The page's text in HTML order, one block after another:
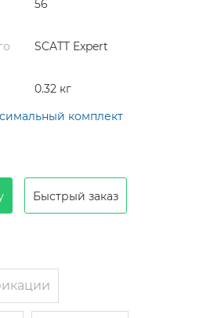
56
SCATT Expert
0.32 кг
комплект
Быстрый заказ